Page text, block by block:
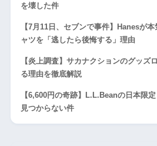
を壊した件
【7月11日、セブンで事件】Hanesが
ャツを「逃したら後悔する」理由
【炎上調査】サカナクションのグッズ
る理由を徹底解説
【6,600円の奇跡】L.L.Beanの日本限
見つからない件